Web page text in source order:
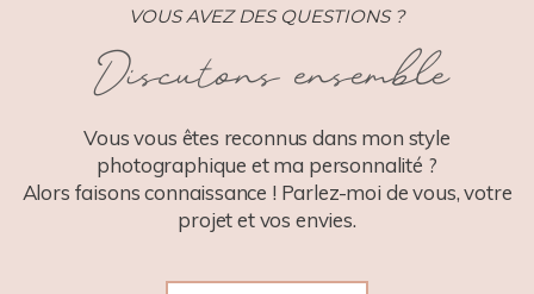
VOUS AVEZ DES QUESTIONS ?
Discutons ensemble
Vous vous êtes reconnus dans mon style
photographique et ma personnalité ?
Alors faisons connaissance ! Parlez-moi de vous, votre
projet et vos envies.